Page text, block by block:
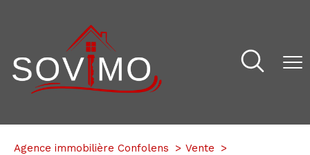
Agence immobilière Confolens
Vente